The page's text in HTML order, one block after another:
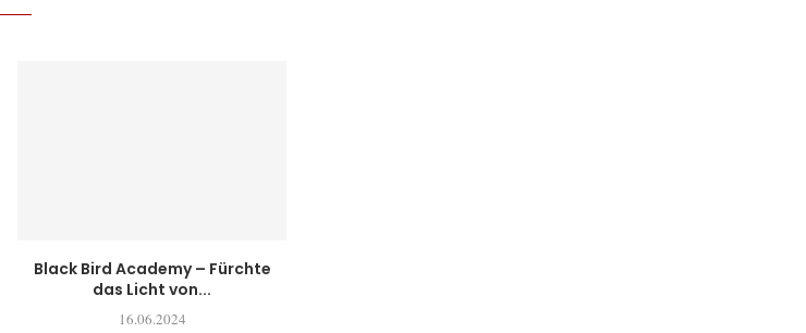
Black Bird Academy – Fürchte
das Licht von...
16.06.2024